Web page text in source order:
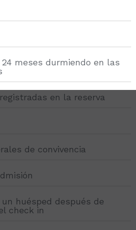
24 meses durmiendo en las
en la reserva
de convivencia
huésped después de
check in